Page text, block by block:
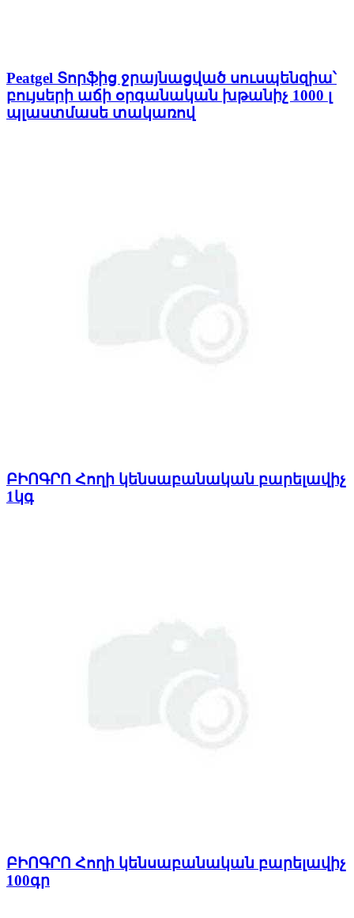
Peatgel Տորֆից ջրայնացված սուսպենզիա՝
բույսերի աճի օրգանական խթանիչ 1000 լ
պլաստմասե տակառով
ԲԻՈԳՐՈ Հողի կենսաբանական բարելավիչ
1կգ
ԲԻՈԳՐՈ Հողի կենսաբանական բարելավիչ
100գր